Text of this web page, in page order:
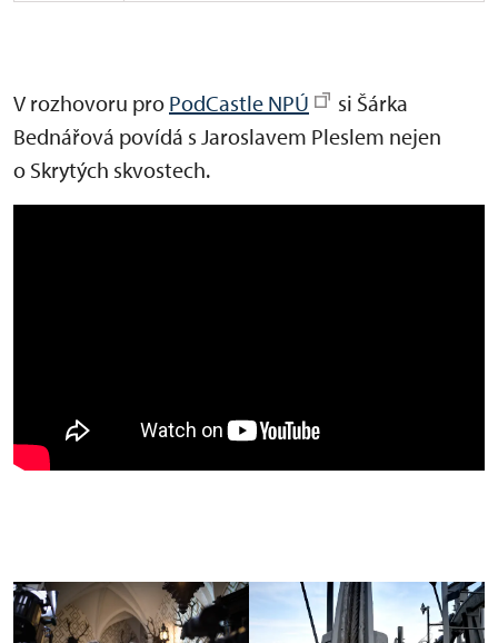
V rozhovoru pro PodCastle NPÚ
si Šárka
Bednářová povídá s Jaroslavem Pleslem nejen
o Skrytých skvostech.